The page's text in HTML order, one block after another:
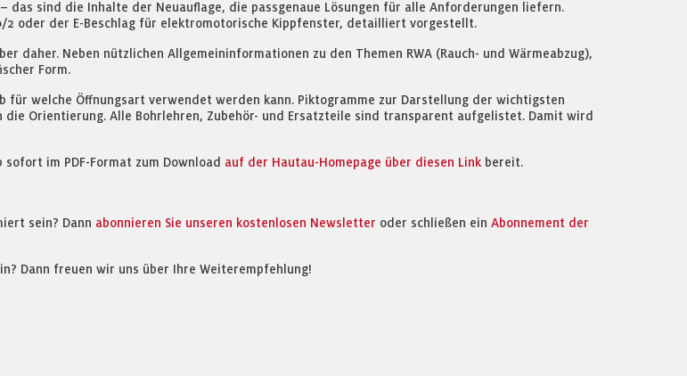
sind die Inhalte der Neuauflage, die passgenaue Lösungen für alle Anforderungen liefern.
oder der E-Beschlag für elektromotorische Kippfenster, detailliert vorgestellt.
Neben nützlichen Allgemeininformationen zu den Themen RWA (Rauch- und Wärmeabzug),
Form.
für welche Öffnungsart verwendet werden kann. Piktogramme zur Darstellung der wichtigsten
Orientierung. Alle Bohrlehren, Zubehör- und Ersatzteile sind transparent aufgelistet. Damit wird
im PDF-Format zum Download auf der Hautau-Homepage über diesen Link bereit.
sein? Dann abonnieren Sie unseren kostenlosen Newsletter oder schließen ein Abonnement der
Dann freuen wir uns über Ihre Weiterempfehlung!